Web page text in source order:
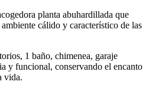
planta abuhardillada que
cálido y característico de las
1 baño, chimenea, garaje
y funcional, conservando el encanto
vida.